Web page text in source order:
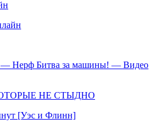
— Нерф Битва за машины! — Видео
НЕ СТЫДНО
[Уэс и Флинн]